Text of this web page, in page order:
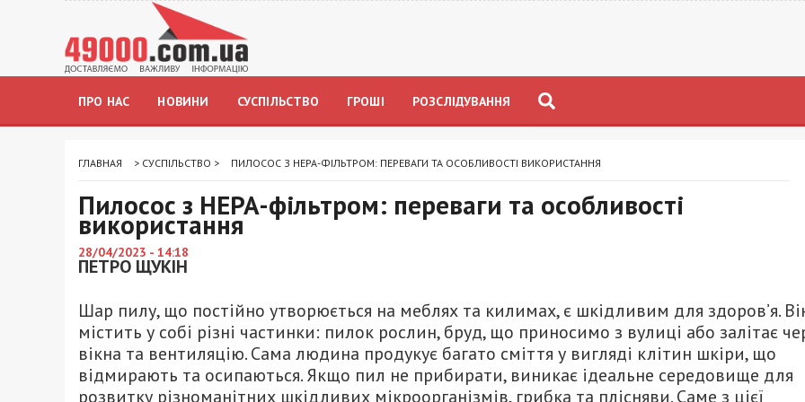
ПРО НАС НОВИНИ СУСПІЛЬСТВО ГРОШІ РОЗСЛІДУВАННЯ
ГЛАВНАЯ > СУСПІЛЬСТВО > ПИЛОСОС З HEPA-ФІЛЬТРОМ: ПЕРЕВАГИ ТА ОСОБЛИВОСТІ ВИКОРИСТАННЯ
Пилосос з HEPA-фільтром: переваги та особливості
використання
28/04/2023 - 14:18
ПЕТРО ЩУКІН
Шар пилу, що постійно утворюється на меблях та килимах, є шкідливим для здоров’я.
містить у собі різні частинки: пилок рослин, бруд, що приносимо з вулиці або залітає
вікна та вентиляцію. Сама людина продукує багато сміття у вигляді клітин шкіри, що
відмирають та осипаються. Якщо пил не прибирати, виникає ідеальне середовище для
розвитку різноманітних шкідливих мікроорганізмів, грибка та плісняви. Саме з цієї